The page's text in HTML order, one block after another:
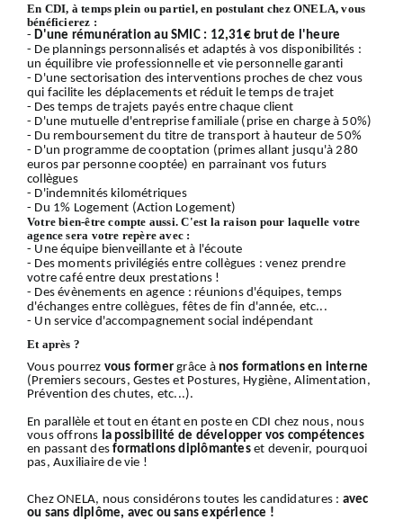
En CDI, à temps plein ou partiel, en postulant chez ONELA, vous
bénéficierez :
- D'une rémunération au SMIC : 12,31€ brut de l'heure
- De plannings personnalisés et adaptés à vos disponibilités :
un équilibre vie professionnelle et vie personnelle garanti
- D'une sectorisation des interventions proches de chez vous
qui facilite les déplacements et réduit le temps de trajet
- Des temps de trajets payés entre chaque client
- D'une mutuelle d'entreprise familiale (prise en charge à 50%)
- Du remboursement du titre de transport à hauteur de 50%
- D'un programme de cooptation (primes allant jusqu'à 280
euros par personne cooptée) en parrainant vos futurs
collègues
- D'indemnités kilométriques
- Du 1% Logement (Action Logement)
Votre bien-être compte aussi. C'est la raison pour laquelle votre
agence sera votre repère avec :
- Une équipe bienveillante et à l'écoute
- Des moments privilégiés entre collègues : venez prendre
votre café entre deux prestations !
- Des évènements en agence : réunions d'équipes, temps
d'échanges entre collègues, fêtes de fin d'année, etc...
- Un service d'accompagnement social indépendant
Et après ?
Vous pourrez vous former grâce à nos formations en interne
(Premiers secours, Gestes et Postures, Hygiène, Alimentation,
Prévention des chutes, etc...).
En parallèle et tout en étant en poste en CDI chez nous, nous
vous offrons la possibilité de développer vos compétences
en passant desformations diplômanteset devenir, pourquoi
pas, Auxiliaire de vie !
Chez ONELA, nous considérons toutes les candidatures : avec
ou sans diplôme, avec ou sans expérience !